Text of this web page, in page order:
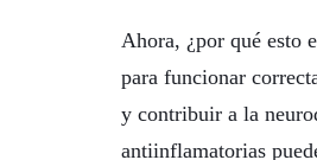
Ahora, ¿por qué esto
para funcionar
y contribuir a la
antiinflamatorias